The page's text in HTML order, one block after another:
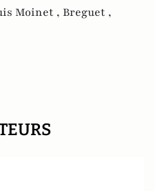
Moinet , Breguet ,